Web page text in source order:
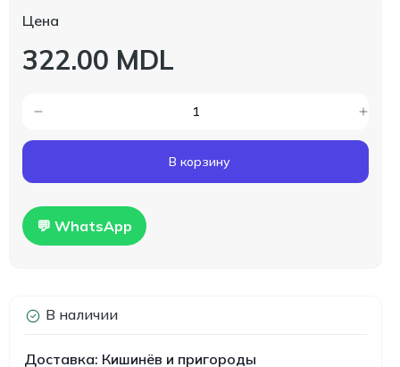
Цена
322.00 MDL
В корзину
💬 WhatsApp
В наличии
Доставка: Кишинёв и пригороды